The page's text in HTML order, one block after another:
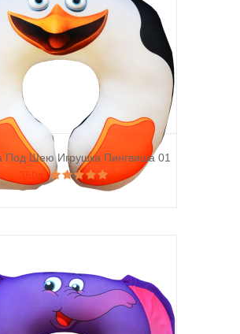
Под Шею Игрушка Пингвиша 01
360р.